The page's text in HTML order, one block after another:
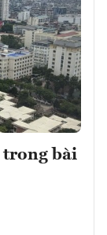
trong bài